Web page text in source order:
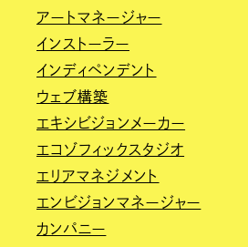
アートマネージャー
インストーラー
インディペンデント
ウェブ構築
エキシビジョンメーカー
エコゾフィックスタジオ
エリアマネジメント
エンビジョンマネージャー
カンパニー